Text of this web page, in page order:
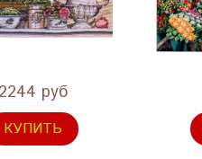
руб
КУПИТЬ